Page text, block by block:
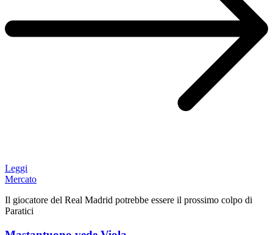
Leggi
Mercato
Il giocatore del Real Madrid potrebbe essere il prossimo colpo di
Paratici